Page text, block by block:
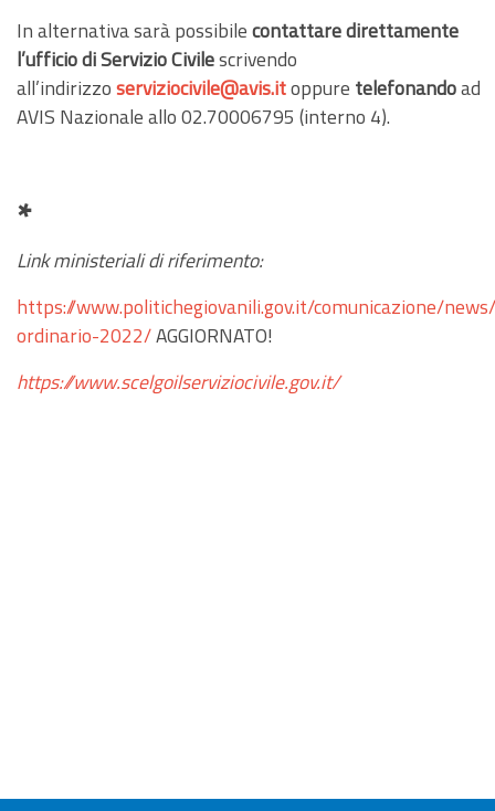
In alternativa sarà possibilecontattare direttamente
l’ufficio di Servizio Civilescrivendo
all’indirizzoserviziocivile@avis.itoppure telefonandoad
AVIS Nazionale allo 02.70006795 (interno 4).
*
Link ministeriali di riferimento:
https://www.politichegiovanili.gov.it/comunicazione/
ordinario-2022/AGGIORNATO!
https://www.scelgoilserviziocivile.gov.it/